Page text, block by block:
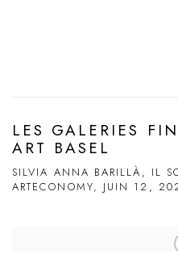
LES GALERIES
ART BASEL
SILVIA ANNA BARILLÀ, IL
ARTECONOMY, JUIN 12,
Open a larger version of the